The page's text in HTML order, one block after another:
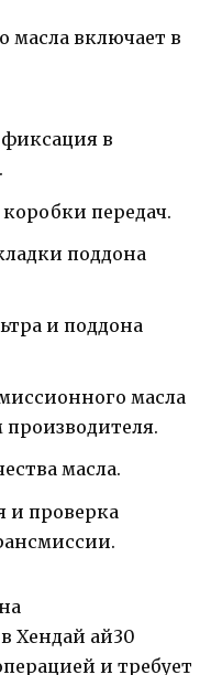
масла включает в
в
передач.
поддона
и поддона
масла
производителя.
масла.
и проверка
Хендай ай30
и требует